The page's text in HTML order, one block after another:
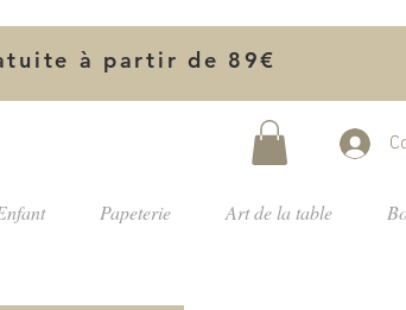
à partir de 89€
Papeterie Art de la table